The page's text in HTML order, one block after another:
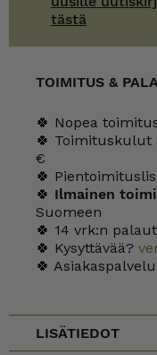
tästä
TOIMITUS &
🍀 Nopea
🍀 Toimituskulut
€
🍀
🍀 Ilmainen
Suomeen
🍀 14 vrk:n
🍀 Kysyttävää?
🍀
LISÄTIEDOT